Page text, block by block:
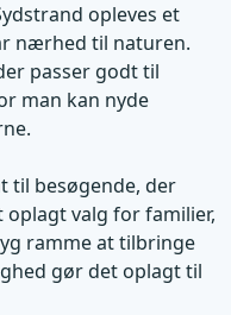
opleves et
nærhed til naturen.
passer godt til
man kan nyde
til besøgende, der
valg for familier,
ramme at tilbringe
gør det oplagt til